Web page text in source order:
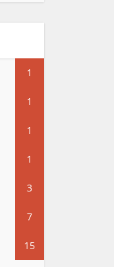
1
1
1
1
3
7
15